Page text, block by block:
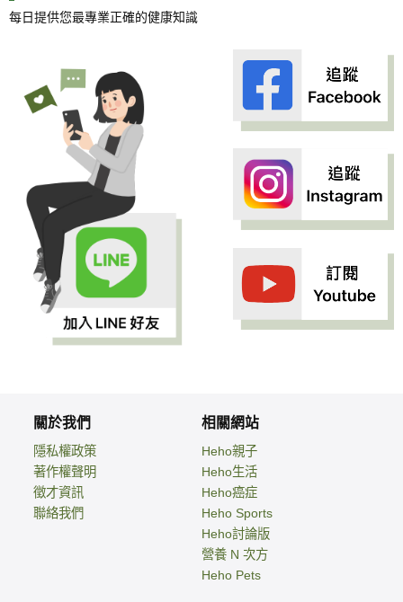
每日提供您最專業正確的健康知識
關於我們
隱私權政策
著作權聲明
徵才資訊
聯絡我們
相關網站
Heho親子
Heho生活
Heho癌症
Heho Sports
Heho討論版
營養 N 次方
Heho Pets